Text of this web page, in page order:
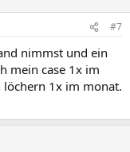
#7
nimmst und ein
mein case 1x im
1x im monat.